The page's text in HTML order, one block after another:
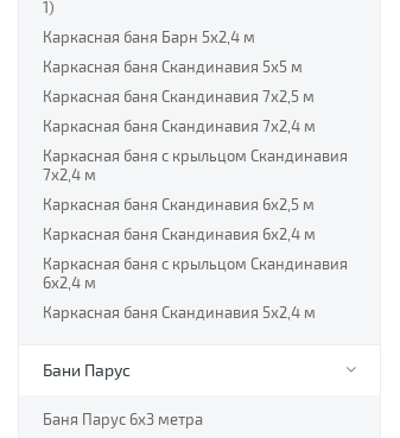
1)
Каркасная баня Барн 5х2,4 м
Каркасная баня Скандинавия 5х5 м
Каркасная баня Скандинавия 7х2,5 м
Каркасная баня Скандинавия 7х2,4 м
Каркасная баня с крыльцом Скандинавия
7х2,4 м
Каркасная баня Скандинавия 6х2,5 м
Каркасная баня Скандинавия 6х2,4 м
Каркасная баня с крыльцом Скандинавия
6х2,4 м
Каркасная баня Скандинавия 5х2,4 м
Бани Парус
Баня Парус 6х3 метра